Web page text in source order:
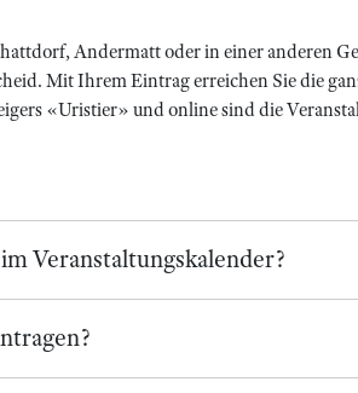
Andermatt oder in einer anderen
Mit Ihrem Eintrag erreichen Sie die
«Uristier» und online sind die
Veranstaltungskalender?